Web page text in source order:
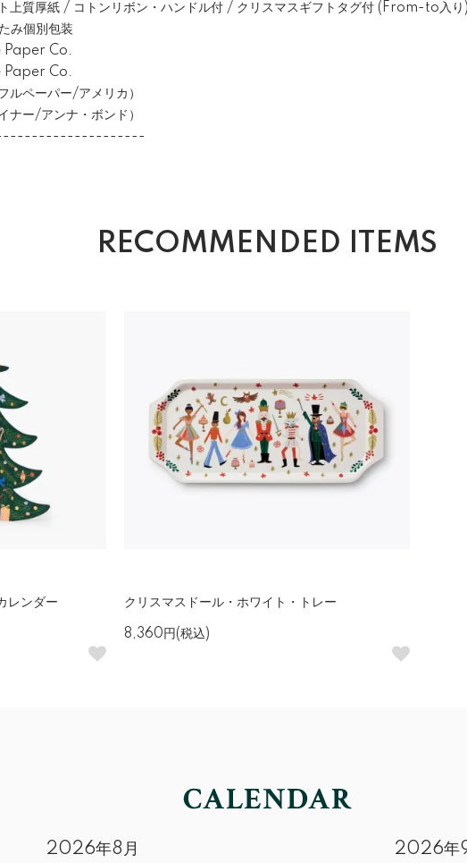
質厚紙 / コトンリボン・ハンドル付 / クリスマスギフトタグ付 (From-to入り
み個別包装
Paper Co.
Paper Co.
ーパー/アメリカ）
/アンナ・ボンド）
RECOMMENDED ITEMS
レンダー クリスマスドール・ホワイト・トレー
8,360円(税込)
2026年8月 2026年